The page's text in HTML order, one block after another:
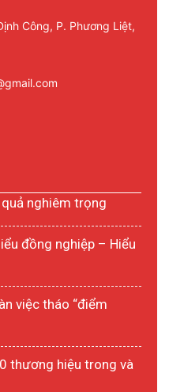
Công, P. Phương Liệt,
nghiêm trọng
đồng nghiệp – Hiểu
việc tháo “điểm
thương hiệu trong và